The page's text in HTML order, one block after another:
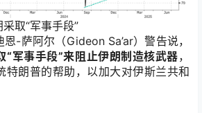
取“军事手段”
-萨阿尔（Gideon Sa’ar）警告说，
“军事手段”来阻止伊朗制造核武器，
特朗普的帮助，以加大对伊斯兰共和